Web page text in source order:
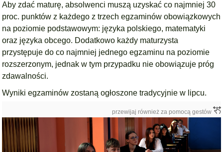
Aby zdać maturę, absolwenci muszą uzyskać co najmniej 30
proc. punktów z każdego z trzech egzaminów obowiązkowych
na poziomie podstawowym: języka polskiego, matematyki
oraz języka obcego. Dodatkowo każdy maturzysta
przystępuje do co najmniej jednego egzaminu na poziomie
rozszerzonym, jednak w tym przypadku nie obowiązuje próg
zdawalności.
Wyniki egzaminów zostaną ogłoszone tradycyjnie w lipcu.
przewijaj również za pomocą gestów